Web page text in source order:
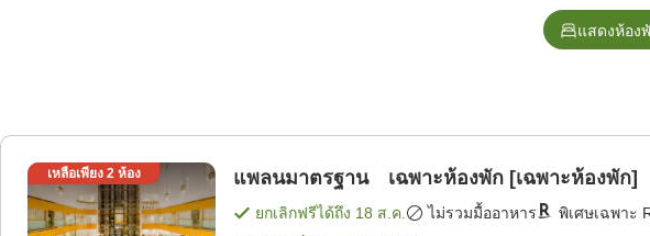
แสดงห้อง
เหลือเพียง 2ห้อง แพลนมาตรฐาน เฉพาะห้องพัก [เฉพาะห้องพัก]
ยกเลิกฟรีได้ถึง 18 ส.ค. ไม่รวมมื้ออาหาร พิเศษเฉพาะ